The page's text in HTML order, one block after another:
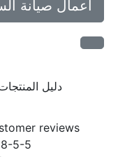
اعمال صيانة
دليل المنتجات
reviews
5-5